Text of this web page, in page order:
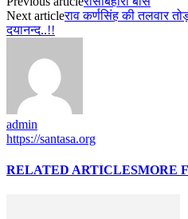
Next articleराव कर्णसिंह की तलवार
दयानन्द..!!
admin
https://santasa.org
RELATED ARTICLESMORE